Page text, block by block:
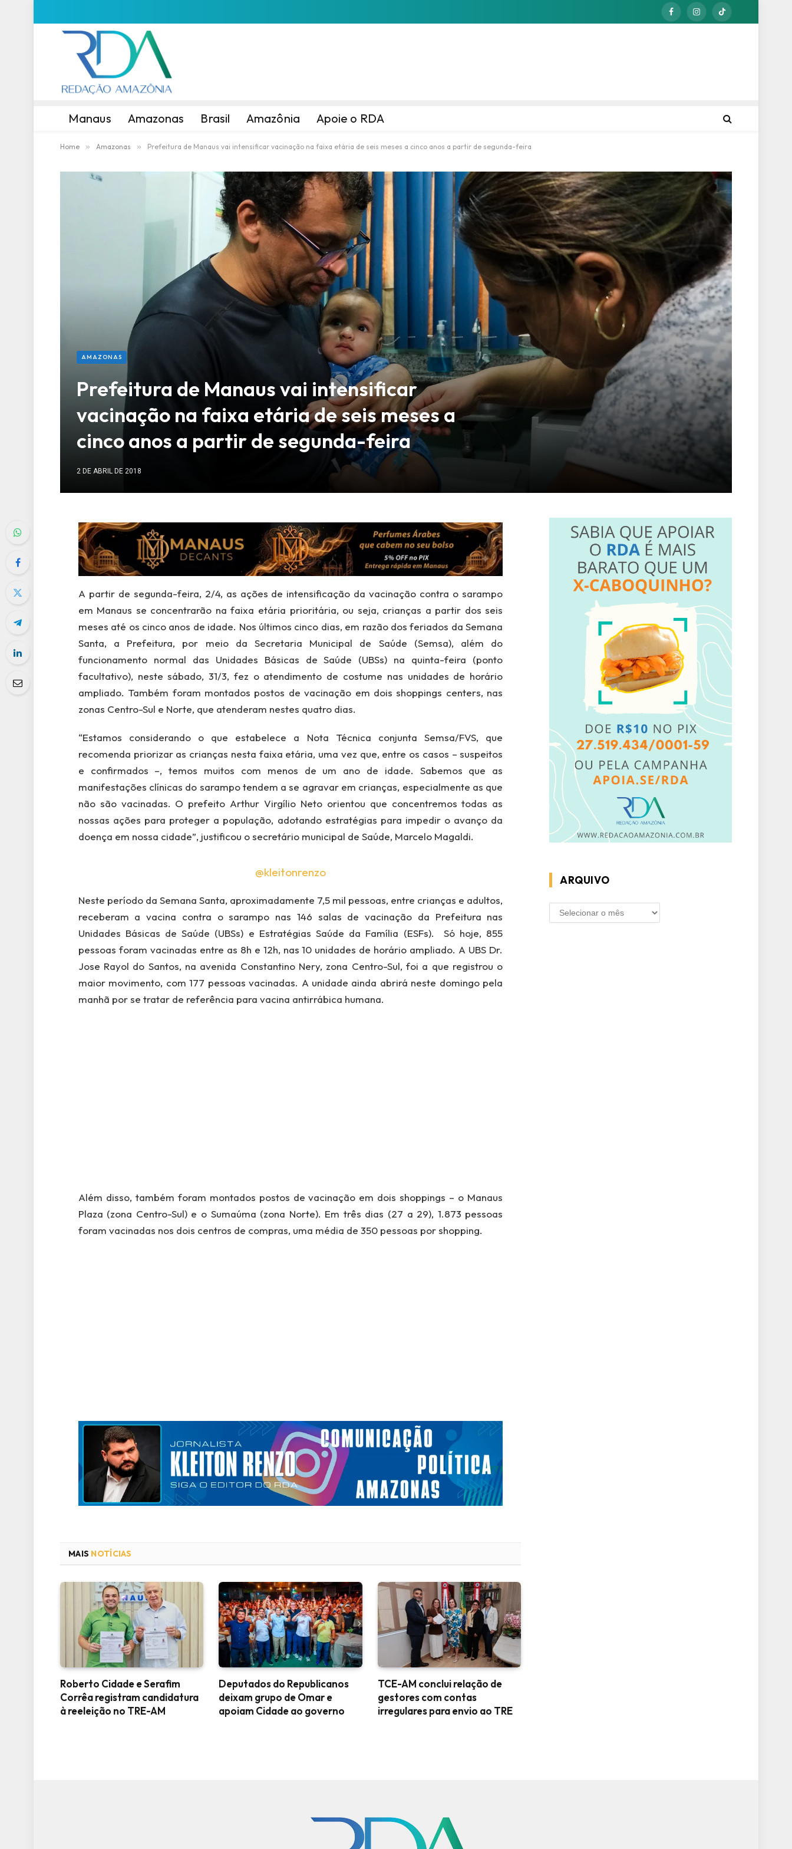
FacebookInstagramTikTok
Manaus Amazonas Brasil Amazônia Apoie o RDA
Home » Amazonas » Prefeitura de Manaus vai intensificar vacinação na faixa etária de seis meses a cinco anos a partir de segunda-feira
AMAZONAS
Prefeitura de Manaus vai intensificar
vacinação na faixa etária de seis meses a
cinco anos a partir de segunda-feira
2 DE ABRIL DE 2018
A partir de segunda-feira, 2/4, as ações de intensificação da vacinação contra o sarampo
em Manaus se concentrarão na faixa etária prioritária, ou seja, crianças a partir dos seis
meses até os cinco anos de idade. Nos últimos cinco dias, em razão dos feriados da Semana
Santa, a Prefeitura, por meio da Secretaria Municipal de Saúde (Semsa), além do
funcionamento normal das Unidades Básicas de Saúde (UBSs) na quinta-feira (ponto
facultativo), neste sábado, 31/3, fez o atendimento de costume nas unidades de horário
ampliado. Também foram montados postos de vacinação em dois shoppings centers, nas
zonas Centro-Sul e Norte, que atenderam nestes quatro dias.
“Estamos considerando o que estabelece a Nota Técnica conjunta Semsa/FVS, que
recomenda priorizar as crianças nesta faixa etária, uma vez que, entre os casos – suspeitos
e confirmados –, temos muitos com menos de um ano de idade. Sabemos que as
manifestações clínicas do sarampo tendem a se agravar em crianças, especialmente as que
não são vacinadas. O prefeito Arthur Virgílio Neto orientou que concentremos todas as
nossas ações para proteger a população, adotando estratégias para impedir o avanço da
doença em nossa cidade”, justificou o secretário municipal de Saúde, Marcelo Magaldi.
@kleitonrenzo
Neste período da Semana Santa, aproximadamente 7,5 mil pessoas, entre crianças e adultos,
receberam a vacina contra o sarampo nas 146 salas de vacinação da Prefeitura nas
Unidades Básicas de Saúde (UBSs) e Estratégias Saúde da Família (ESFs). Só hoje, 855
pessoas foram vacinadas entre as 8h e 12h, nas 10 unidades de horário ampliado. A UBS Dr.
Jose Rayol do Santos, na avenida Constantino Nery, zona Centro-Sul, foi a que registrou o
maior movimento, com 177 pessoas vacinadas. A unidade ainda abrirá neste domingo pela
manhã por se tratar de referência para vacina antirrábica humana.
Além disso, também foram montados postos de vacinação em dois shoppings – o Manaus
Plaza (zona Centro-Sul) e o Sumaúma (zona Norte). Em três dias (27 a 29), 1.873 pessoas
foram vacinadas nos dois centros de compras, uma média de 350 pessoas por shopping.
MAIS NOTÍCIAS
Roberto Cidade e Serafim
Corrêa registram candidatura
à reeleição no TRE-AM
Deputados do Republicanos
deixam grupo de Omar e
apoiam Cidade ao governo
TCE-AM conclui relação de
gestores com contas
irregulares para envio ao TRE
ARQUIVO
ARQUIVO